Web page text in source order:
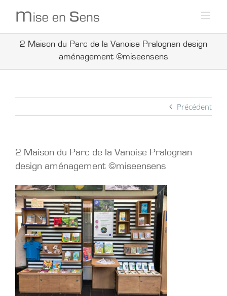
2 Maison du Parc de la Vanoise Pralognan design
aménagement ©miseensens
Précédent
2 Maison du Parc de la Vanoise Pralognan
design aménagement ©miseensens